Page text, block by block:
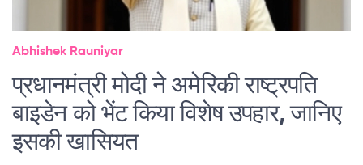
Abhishek Rauniyar
प्रधानमंत्री मोदी ने अमेरिकी राष्ट्रपति
बाइडेन को भेंट किया विशेष उपहार, जानिए
इसकी खासियत